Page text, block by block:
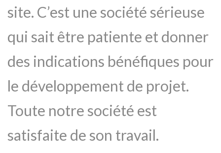
site. C’est une société sérieuse
qui sait être patiente et donner
des indications bénéfiques pour
le développement de projet.
Toute notre société est
satisfaite de son travail.